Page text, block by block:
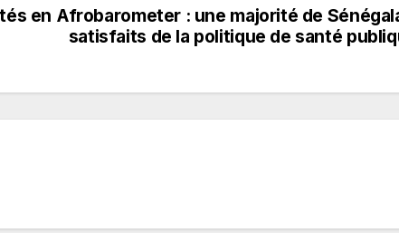
Afrobarometer : une majorité de
satisfaits de la politique de santé
en